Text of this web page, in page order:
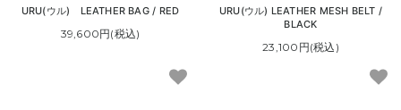
URU(ウル) LEATHER BAG / RED
39,600円(税込)
URU(ウル) LEATHER MESH BELT /
BLACK
23,100円(税込)